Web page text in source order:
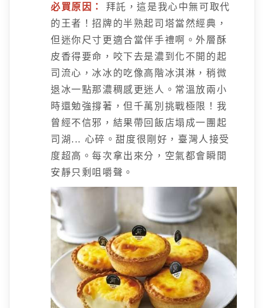
必買原因：
拜託，這是我心中無可取代
的王者！招牌的半熟起司塔當然經典，
但迷你尺寸更適合當伴手禮啊。外層酥
皮香得要命，咬下去是濃到化不開的起
司流心，冰冰的吃像高階冰淇淋，稍微
退冰一點那濃稠感更迷人。常溫放兩小
時還勉強撐著，但千萬別挑戰極限！我
曾經不信邪，結果帶回飯店塌成一團起
司湖... 心碎。甜度很剛好，臺灣人接受
度超高。每次拿出來分，空氣都會瞬間
安靜只剩咀嚼聲。